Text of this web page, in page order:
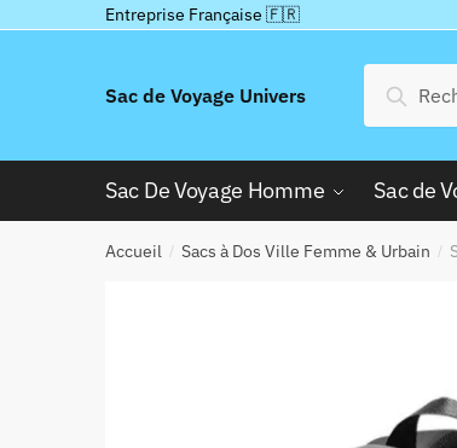
Entreprise Française 🇫🇷
Sac de Voyage Univers
pour :
Sac De Voyage Homme Sac de
Accueil / Sacs à Dos Ville Femme & Urbain /